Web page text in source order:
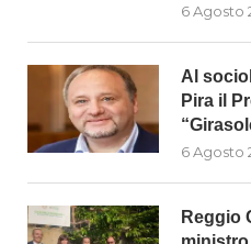
6 Agosto
Al
Pira il
6 Agosto
Reggio